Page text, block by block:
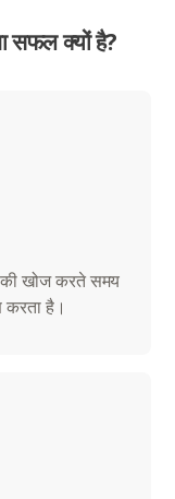
सफल क्यों है?
की खोज करते समय
है।